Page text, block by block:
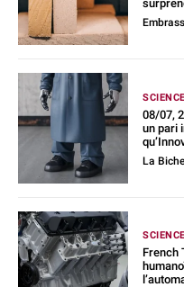
08/07,
un pari
La
French